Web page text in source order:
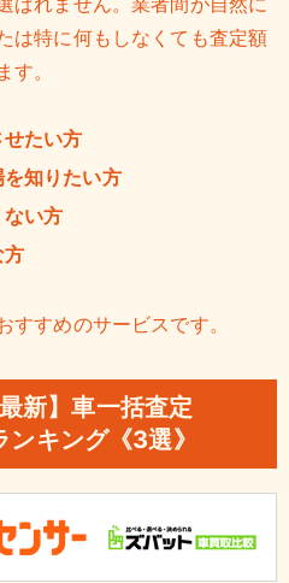
は特に何もしなくても査定額
。
たい方
知りたい方
い方
方
すすめのサービスです。
新】車一括査定
キング《3選》